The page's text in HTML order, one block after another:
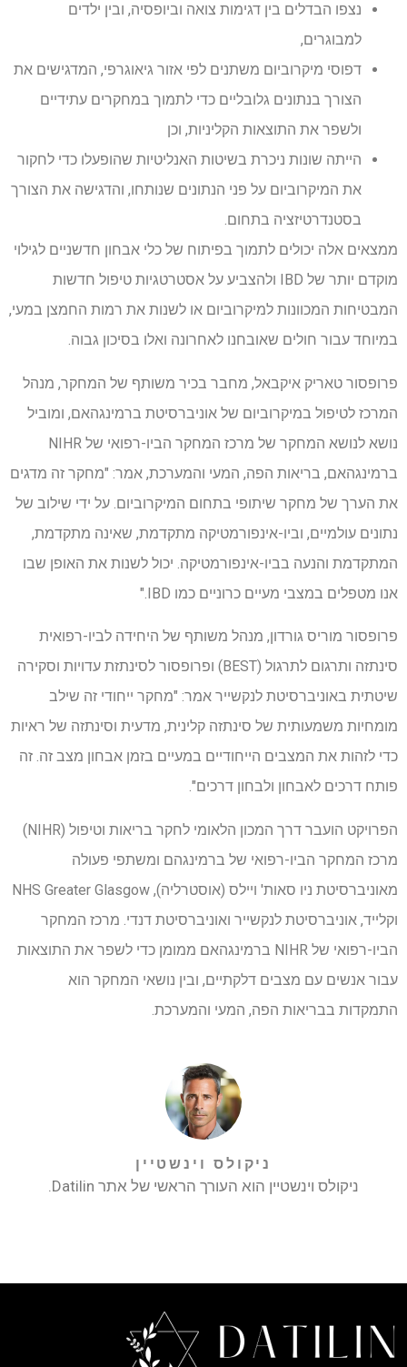
נצפו הבדלים בין דגימות צואה וביופסיה, ובין ילדים
למבוגרים,
דפוסי מיקרוביום משתנים לפי אזור גיאוגרפי, המדגישים את
הצורך בנתונים גלובליים כדי לתמוך במחקרים עתידיים
ולשפר את התוצאות הקליניות, וכן
הייתה שונות ניכרת בשיטות האנליטיות שהופעלו כדי לחקור
את המיקרוביום על פני הנתונים שנותחו, והדגישה את הצורך
בסטנדרטיזציה בתחום.
ממצאים אלה יכולים לתמוך בפיתוח של כלי אבחון חדשניים לגילוי
מוקדם יותר של IBD ולהצביע על אסטרטגיות טיפול חדשות
המבטיחות המכוונות למיקרוביום או לשנות את רמות החמצן במעי,
במיוחד עבור חולים שאובחנו לאחרונה ואלו בסיכון גבוה.
פרופסור טאריק איקבאל, מחבר בכיר משותף של המחקר, מנהל
המרכז לטיפול במיקרוביום של אוניברסיטת ברמינגהאם, ומוביל
נושא לנושא המחקר של מרכז המחקר הביו-רפואי של NIHR
ברמינגהאם, בריאות הפה, המעי והמערכת, אמר: "מחקר זה מדגים
את הערך של מחקר שיתופי בתחום המיקרוביום. על ידי שילוב של
נתונים עולמיים, וביו-אינפורמטיקה מתקדמת, שאינה מתקדמת,
המתקדמת והנעה בביו-אינפורמטיקה. יכול לשנות את האופן שבו
אנו מטפלים במצבי מעיים כרוניים כמו IBD."
פרופסור מוריס גורדון, מנהל משותף של היחידה לביו-רפואית
סינתזה ותרגום לתרגול (BEST) ופרופסור לסינתזת עדויות וסקירה
שיטתית באוניברסיטת לנקשייר אמר: "מחקר ייחודי זה שילב
מומחיות משמעותית של סינתזה קלינית, מדעית וסינתזה של ראיות
כדי לזהות את המצבים הייחודיים במעיים בזמן אבחון מצב זה. זה
פותח דרכים לאבחון ולבחון דרכים".
הפרויקט הועבר דרך המכון הלאומי לחקר בריאות וטיפול (NIHR)
מרכז המחקר הביו-רפואי של ברמינגהם ומשתפי פעולה
מאוניברסיטת ניו סאות' ויילס (אוסטרליה), NHS Greater Glasgow
וקלייד, אוניברסיטת לנקשייר ואוניברסיטת דנדי. מרכז המחקר
הביו-רפואי של NIHR ברמינגהאם ממומן כדי לשפר את התוצאות
עבור אנשים עם מצבים דלקתיים, ובין נושאי המחקר הוא
התמקדות בבריאות הפה, המעי והמערכת.
ניקולס וינשטיין
ניקולס וינשטיין הוא העורך הראשי של אתר Datilin.